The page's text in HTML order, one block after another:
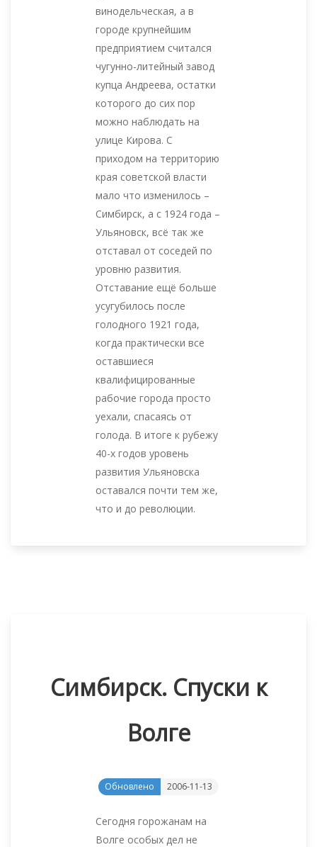
винодельческая, а в
городе крупнейшим
предприятием считался
чугунно-литейный завод
купца Андреева, остатки
которого до сих пор
можно наблюдать на
улице Кирова. С
приходом на территорию
края советской власти
мало что изменилось –
Симбирск, а с 1924 года –
Ульяновск, всё так же
отставал от соседей по
уровню развития.
Отставание ещё больше
усугубилось после
голодного 1921 года,
когда практически все
оставшиеся
квалифицированные
рабочие города просто
уехали, спасаясь от
голода. В итоге к рубежу
40-х годов уровень
развития Ульяновска
оставался почти тем же,
что и до революции.
Симбирск. Спуски к
Волге
Обновлено 2006-11-13
Сегодня горожанам на
Волге особых дел не